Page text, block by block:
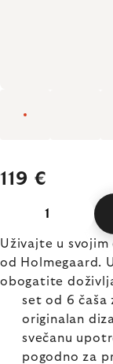
119 €
Uživajte u
od Holmegaard.
obogatite
set od 6 čaša
originalan
svečanu
pogodno za